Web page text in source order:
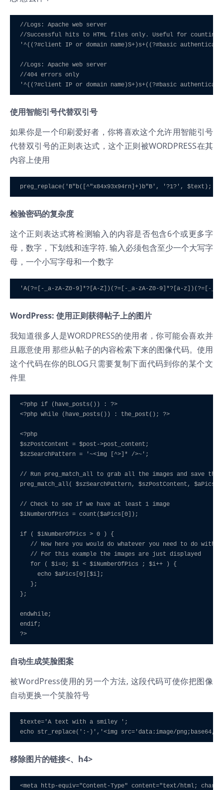
//Logs: Apache web server
//Successful hits to HTML files only. Useful for counting
'^((?#client IP or domain name)S+)s+((?#basic
//Logs: Apache web server
//404 errors only
'^((?#client IP or domain name)S+)s+((?#basic
使用智能引号代替双引号
如果你是一个印刷爱好者，你将喜欢这个允许用智能引号
代替双引号的正则表达式，这个正则被WORDPRESS在其
内容上使用
preg_replace('B"b([^"x84x93x94rn]+)b"B', '?1?', $text);
检验密码的复杂度
这个正则表达式将检测输入的内容是否包含6个或更多字
母，数字，下划线和连字符. 输入必须包含至少一个大写字
母，一个小写字母和一个数字
'A(?=[-_a-zA-Z0-9]*?[A-Z])(?=[-_a-zA-Z0-9]*?[a-z])(?=[-
WordPress: 使用正则获得帖子上的图片
我知道很多人是WORDPRESS的使用者，你可能会喜欢并
且愿意使用 那些从帖子的内容检索下来的图像代码。使用
这个代码在你的BLOG只需要复制下面代码到你的某个文
件里
<?php if (have_posts()) : ?>
<?php while (have_posts()) : the_post(); ?>
<?php
$szPostContent = $post->post_content;
$szSearchPattern = '~<img [^>]* />~';
// Run preg_match_all to grab all the images and save
preg_match_all( $szSearchPattern, $szPostContent,
// Check to see if we have at least 1 image
$iNumberOfPics = count($aPics[0]);
if ( $iNumberOfPics > 0 ) {
// Now here you would do whatever you need to do with
   // For this example the images are just displayed
   for ( $i=0; $i < $iNumberOfPics ; $i++ ) {
     echo $aPics[0][$i];
   };
};
endwhile;
endif;
?>
自动生成笑脸图案
被WordPress使用的另一个方法, 这段代码可使你把图像
自动更换一个笑脸符号
$texte='A text with a smiley ';
echo str_replace(':-)','<img src='data:image/
移除图片的链接<、h4>
<meta http-equiv="Content-Type" content="text/html;